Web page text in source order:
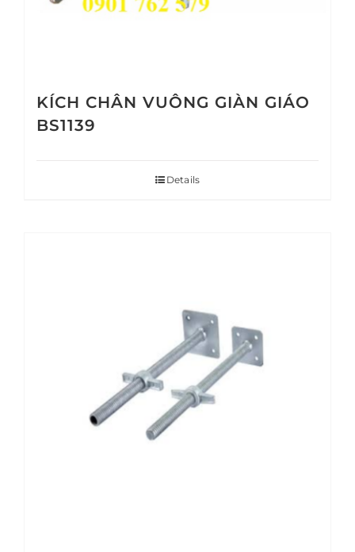
KÍCH CHÂN VUÔNG GIÀN GIÁO
BS1139
Details